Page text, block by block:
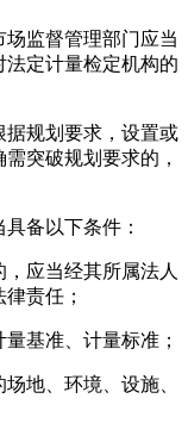
监督管理部门应当
定计量检定机构的
据规划要求，设置或
突破规划要求的，
备以下条件：
，应当经其所属法人
责任；
基准、计量标准；
地、环境、设施、